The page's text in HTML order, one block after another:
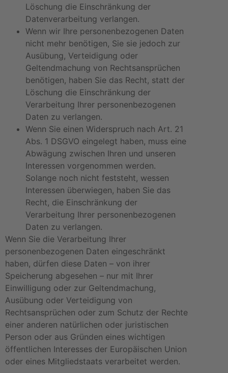
Löschung die Einschränkung der
Datenverarbeitung verlangen.
Wenn wir Ihre personenbezogenen Daten
nicht mehr benötigen, Sie sie jedoch zur
Ausübung, Verteidigung oder
Geltendmachung von Rechtsansprüchen
benötigen, haben Sie das Recht, statt der
Löschung die Einschränkung der
Verarbeitung Ihrer personenbezogenen
Daten zu verlangen.
Wenn Sie einen Widerspruch nach Art. 21
Abs. 1 DSGVO eingelegt haben, muss eine
Abwägung zwischen Ihren und unseren
Interessen vorgenommen werden.
Solange noch nicht feststeht, wessen
Interessen überwiegen, haben Sie das
Recht, die Einschränkung der
Verarbeitung Ihrer personenbezogenen
Daten zu verlangen.
Wenn Sie die Verarbeitung Ihrer
personenbezogenen Daten eingeschränkt
haben, dürfen diese Daten – von ihrer
Speicherung abgesehen – nur mit Ihrer
Einwilligung oder zur Geltendmachung,
Ausübung oder Verteidigung von
Rechtsansprüchen oder zum Schutz der Rechte
einer anderen natürlichen oder juristischen
Person oder aus Gründen eines wichtigen
öffentlichen Interesses der Europäischen Union
oder eines Mitgliedstaats verarbeitet werden.